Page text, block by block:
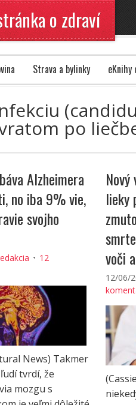
o zdraví
Strava a bylinky eKnihy
po
Alzheimera
no iba 9% vie,
svojho
12
News) Takmer
tvrdí, že
mozgu s
lieky
voči
12/06/